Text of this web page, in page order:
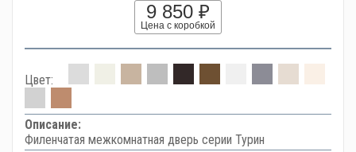
9 850 ₽
Цена с коробкой
Цвет:
Описание:
Филенчатая межкомнатная дверь серии Турин